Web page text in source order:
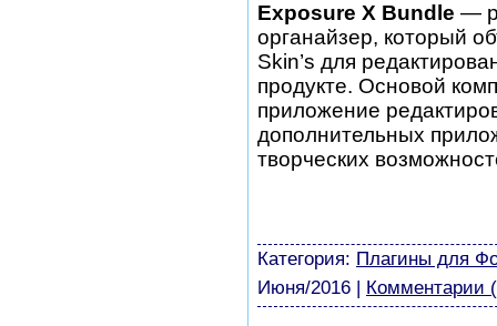
Exposure X Bundle —
органайзер, который
Skin’s для
продукте. Основой
приложение
дополнительных
творческих
Категория: Плагины для
Июня/2016
Комментарии